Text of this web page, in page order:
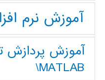
آموزش نرم
آموزش پردازش
MATLAB\